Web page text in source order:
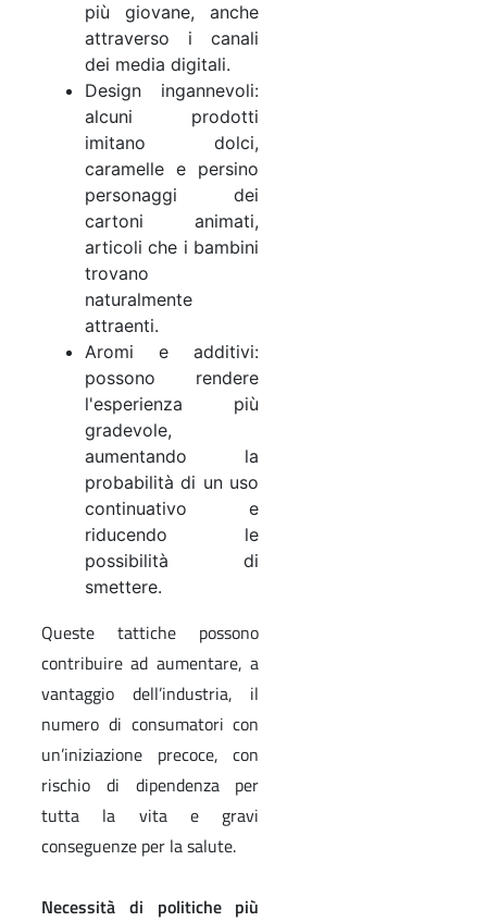
più giovane, anche
attraverso i canali
dei media digitali.
Design ingannevoli:
alcuni prodotti
imitano dolci,
caramelle e persino
personaggi dei
cartoni animati,
articoli che i bambini
trovano
naturalmente
attraenti.
Aromi e additivi:
possono rendere
l'esperienza più
gradevole,
aumentando la
probabilità di un uso
continuativo e
riducendo le
possibilità di
smettere.
Queste tattiche possono
contribuire ad aumentare, a
vantaggio dell’industria, il
numero di consumatori con
un’iniziazione precoce, con
rischio di dipendenza per
tutta la vita e gravi
conseguenze per la salute.
Necessità di politiche più